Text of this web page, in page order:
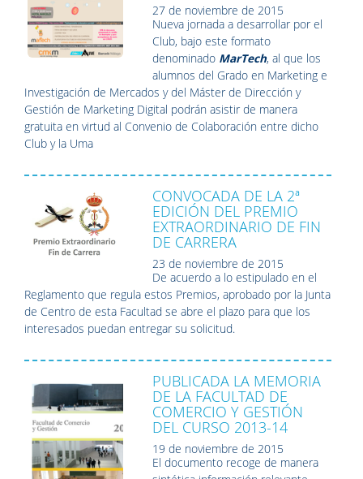
27 de noviembre de 2015
Nueva jornada a desarrollar por el
Club, bajo este formato
denominado MarTech, al que los
alumnos del Grado en Marketing e
Investigación de Mercados y del Máster de Dirección y
Gestión de Marketing Digital podrán asistir de manera
gratuita en virtud al Convenio de Colaboración entre dicho
Club y la Uma
CONVOCADA DE LA 2ª
EDICIÓN DEL PREMIO
EXTRAORDINARIO DE FIN
DE CARRERA
23 de noviembre de 2015
De acuerdo a lo estipulado en el
Reglamento que regula estos Premios, aprobado por la Junta
de Centro de esta Facultad se abre el plazo para que los
interesados puedan entregar su solicitud.
PUBLICADA LA MEMORIA
DE LA FACULTAD DE
COMERCIO Y GESTIÓN
DEL CURSO 2013-14
19 de noviembre de 2015
El documento recoge de manera